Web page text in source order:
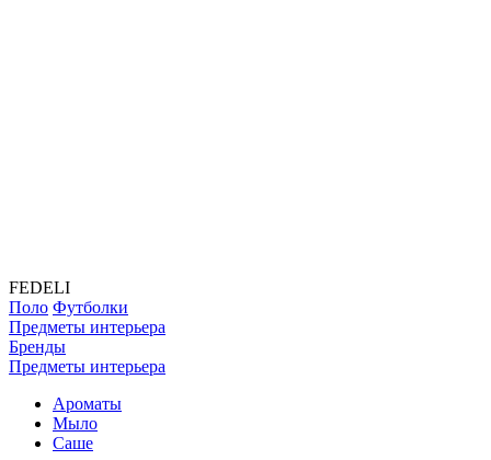
FEDELI
Поло Футболки
Предметы интерьера
Бренды
Предметы интерьера
Ароматы
Мыло
Саше